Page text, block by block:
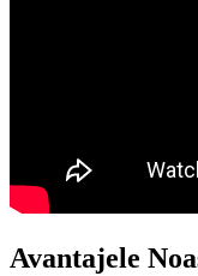
Avantajele